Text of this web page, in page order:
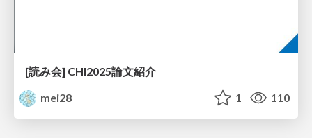
[読み会] CHI2025論文紹介
mei28
1 110